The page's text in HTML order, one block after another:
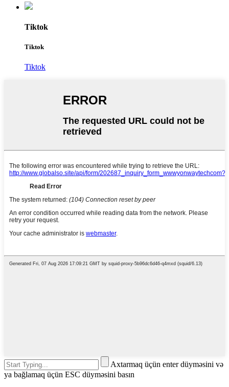
Tiktok
Tiktok
Tiktok
Axtarmaq üçün enter düyməsini və
ya bağlamaq üçün ESC düyməsini basın